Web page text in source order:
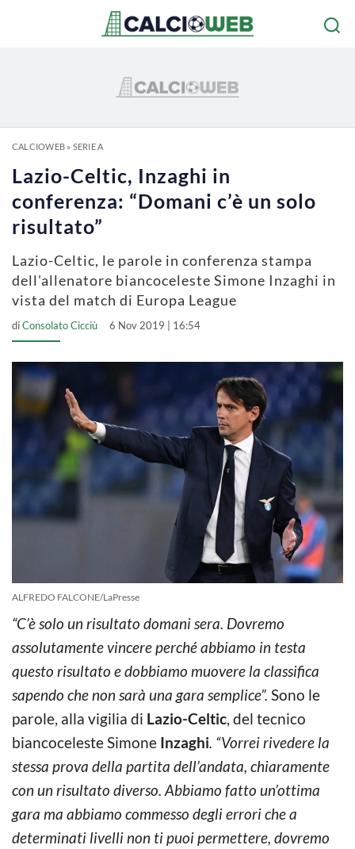
CALCIOWEB» SERIE A
Lazio-Celtic, Inzaghi in
conferenza: “Domani c’è un solo
risultato”
Lazio-Celtic, le parole in conferenza stampa
dell'allenatore biancoceleste Simone Inzaghi in
vista del match di Europa League
diConsolato Cicciù 6 Nov 2019 | 16:54
ALFREDO FALCONE/LaPresse
“C’è solo un risultato domani sera. Dovremo
assolutamente vincere perché abbiamo in testa
questo risultato e dobbiamo muovere la classifica
sapendo che non sarà una gara semplice”. Sono le
parole, alla vigilia di Lazio-Celtic, del tecnico
biancoceleste Simone Inzaghi. “Vorrei rivedere la
stessa prova della partita dell’andata, chiaramente
con un risultato diverso. Abbiamo fatto un’ottima
gara ma abbiamo commesso degli errori che a
determinati livelli non ti puoi permettere, dovremo